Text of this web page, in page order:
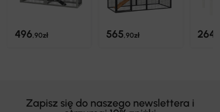
496,90zł 565,90zł 264
Zapisz się do naszego newslettera i